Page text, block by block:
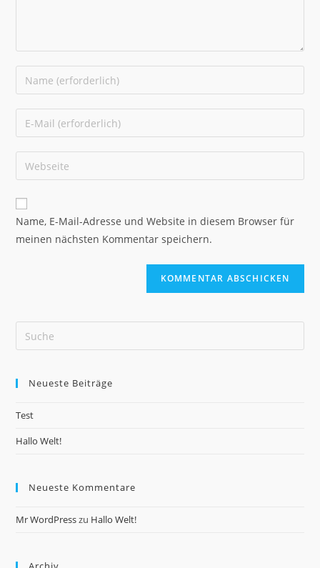
Name, E-Mail-Adresse und Website in diesem Browser für
meinen nächsten Kommentar speichern.
Neueste Beiträge
Test
Hallo Welt!
Neueste Kommentare
Mr WordPresszu Hallo Welt!